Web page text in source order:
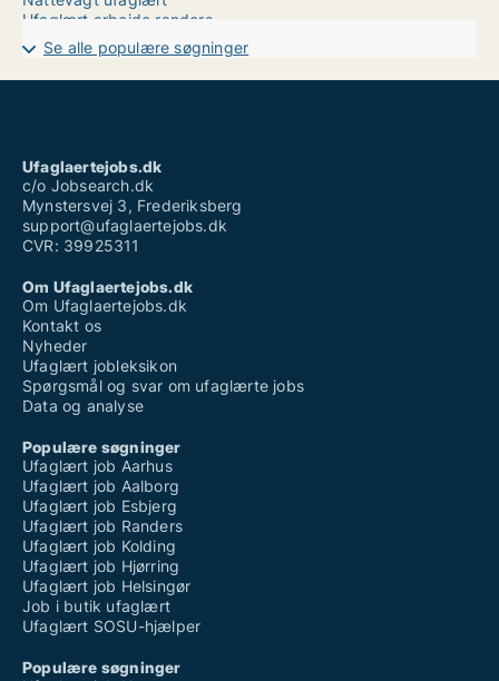
Ufaglært arbejde randers
Ufaglært job herning
Ufaglært job lolland falster
Ufaglært job nykøbing f
Ufaglært pædagog løn
Vikar ufaglært
Se alle populære søgninger
Ufaglaertejobs.dk
c/o Jobsearch.dk
Mynstersvej 3, Frederiksberg
support@ufaglaertejobs.dk
CVR: 39925311
Om Ufaglaertejobs.dk
Om Ufaglaertejobs.dk
Kontakt os
Nyheder
Ufaglært jobleksikon
Spørgsmål og svar om ufaglærte jobs
Data og analyse
Populære søgninger
Ufaglært job Aarhus
Ufaglært job Aalborg
Ufaglært job Esbjerg
Ufaglært job Randers
Ufaglært job Kolding
Ufaglært job Hjørring
Ufaglært job Helsingør
Job i butik ufaglært
Ufaglært SOSU-hjælper
Populære søgninger